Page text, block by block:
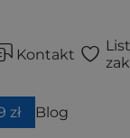
Kontakt
zł Blog